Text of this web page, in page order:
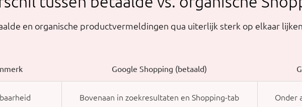
en organische productvermeldingen qua uiterlijk sterk op elkaar
Google Shopping (betaald)
Bovenaan in zoekresultaten en Shopping-tab Onder